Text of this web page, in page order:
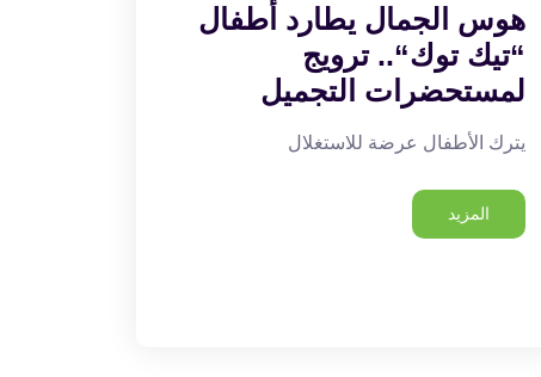
هوس الجمال يطارد أطفال
“تيك توك“.. ترويج
لمستحضرات التجميل
يترك الأطفال عرضة للاستغلال
المزيد